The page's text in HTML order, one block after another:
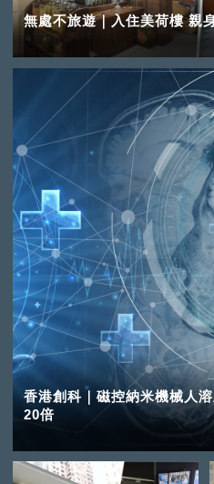
無處不旅遊｜入住美荷樓 親
香港創科｜磁控納米機械人
20倍